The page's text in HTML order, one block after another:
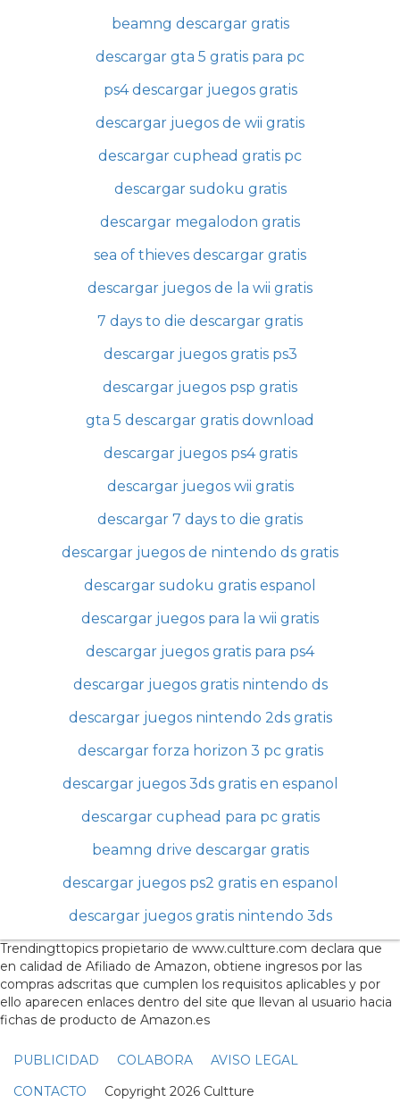
beamng descargar gratis
descargar gta 5 gratis para pc
ps4 descargar juegos gratis
descargar juegos de wii gratis
descargar cuphead gratis pc
descargar sudoku gratis
descargar megalodon gratis
sea of thieves descargar gratis
descargar juegos de la wii gratis
7 days to die descargar gratis
descargar juegos gratis ps3
descargar juegos psp gratis
gta 5 descargar gratis download
descargar juegos ps4 gratis
descargar juegos wii gratis
descargar 7 days to die gratis
descargar juegos de nintendo ds gratis
descargar sudoku gratis espanol
descargar juegos para la wii gratis
descargar juegos gratis para ps4
descargar juegos gratis nintendo ds
descargar juegos nintendo 2ds gratis
descargar forza horizon 3 pc gratis
descargar juegos 3ds gratis en espanol
descargar cuphead para pc gratis
beamng drive descargar gratis
descargar juegos ps2 gratis en espanol
descargar juegos gratis nintendo 3ds
Trendingttopics propietario de www.cultture.com declara que
en calidad de Afiliado de Amazon, obtiene ingresos por las
compras adscritas que cumplen los requisitos aplicables y por
ello aparecen enlaces dentro del site que llevan al usuario hacia
fichas de producto de Amazon.es
PUBLICIDAD COLABORA
AVISO LEGAL
CONTACTO Copyright 2026 Cultture